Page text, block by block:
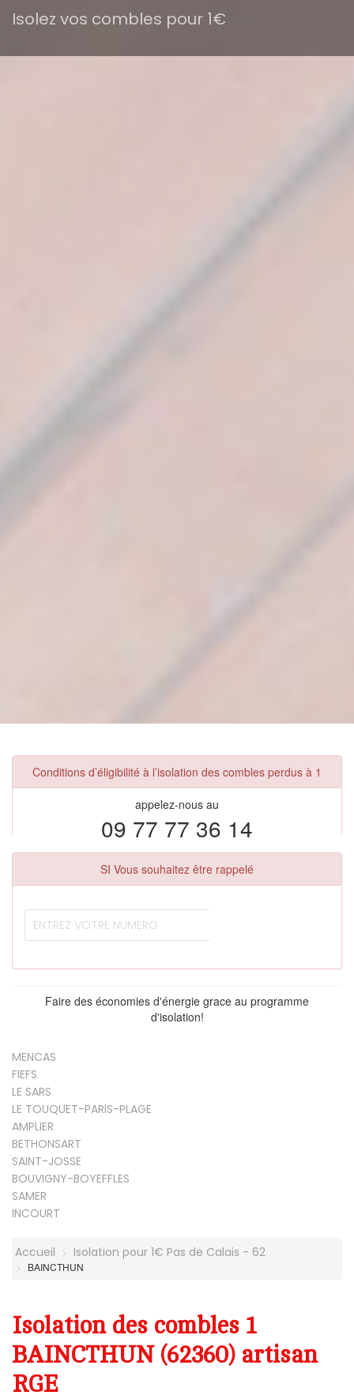
Isolez vos combles pour 1€
Conditions d’éligibilité à l’isolation des combles perdus à 1
appelez-nous au
09 77 77 36 14
SI Vous souhaitez être rappelé
Faire des économies d'énergie grace au programme
d'isolation!
MENCAS
FIEFS
LE SARS
LE TOUQUET-PARIS-PLAGE
AMPLIER
BETHONSART
SAINT-JOSSE
BOUVIGNY-BOYEFFLES
SAMER
INCOURT
Accueil Isolation pour 1€ Pas de Calais - 62
BAINCTHUN
Isolation des combles 1
BAINCTHUN (62360) artisan
RGE